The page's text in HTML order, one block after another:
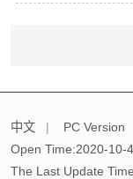
中文 | PC Version
Open Time:2020-10-4
The Last Update